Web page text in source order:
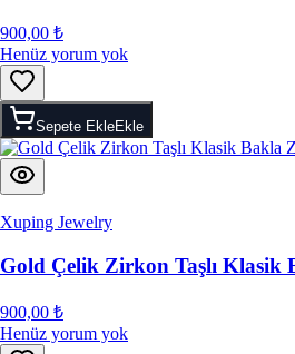
900,00 ₺
Henüz yorum yok
Sepete EkleEkle
Xuping Jewelry
Gold Çelik Zirkon Taşlı
900,00 ₺
Henüz yorum yok